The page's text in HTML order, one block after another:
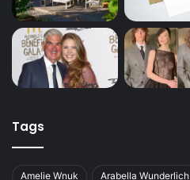
Tags
Amelie Wnuk Arabella Wunderlich